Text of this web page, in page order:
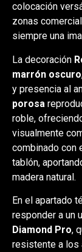
colocación
zonas
siempre una
La decoración
marrón oscuro
y presencia al
porosa
roble,
visualmente
combinado con
tablón,
madera natural.
En el apartado
responder a un
Diamond Pro,
resistente a los